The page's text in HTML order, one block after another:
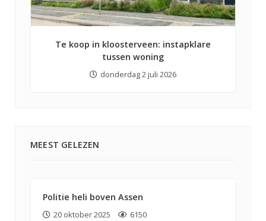
Te koop in kloosterveen: instapklare
tussen woning
donderdag 2 juli 2026
MEEST GELEZEN
Politie heli boven Assen
20 oktober 2025 6150